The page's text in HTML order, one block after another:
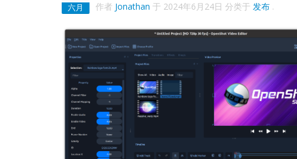
六月 作者 Jonathan 于 2024年6月24日 分类于 发布 .